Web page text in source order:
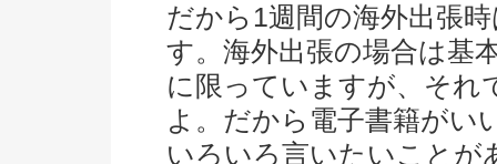
だから1週間の海外出張
す。海外出張の場合は基
に限っていますが、それ
よ。だから電子書籍がい
いろいろ言いたいことが